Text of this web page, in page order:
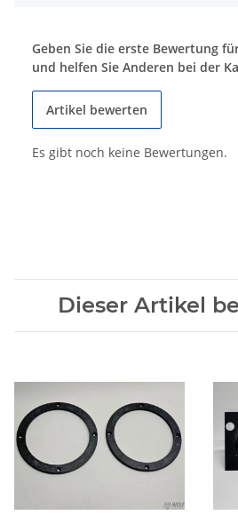
Geben Sie die erste Bewertung
und helfen Sie Anderen bei der
Artikel bewerten
Es gibt noch keine Bewertungen.
Dieser Artikel